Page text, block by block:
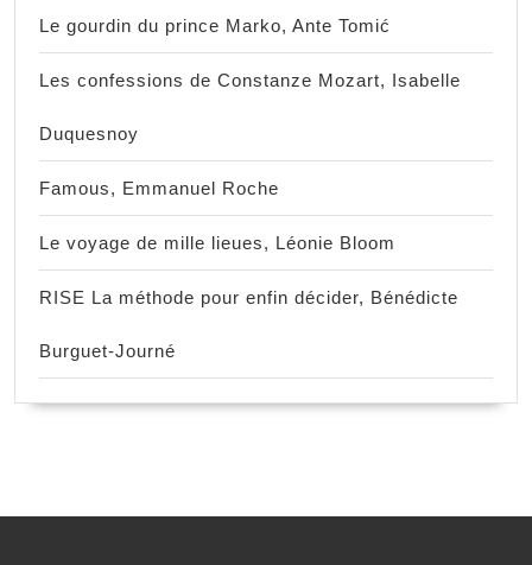
Le gourdin du prince Marko, Ante Tomić
Les confessions de Constanze Mozart, Isabelle
Duquesnoy
Famous, Emmanuel Roche
Le voyage de mille lieues, Léonie Bloom
RISE La méthode pour enfin décider, Bénédicte
Burguet-Journé